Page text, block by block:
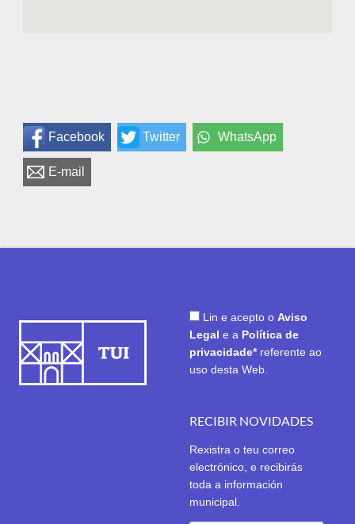
Facebook Twitter WhatsApp
E-mail
Lin e acepto o Aviso
Legal e a Política de
privacidade* referente ao
uso desta Web.
RECIBIR NOVIDADES
Rexistra o teu correo
electrónico, e recibirás
toda a información
municipal.